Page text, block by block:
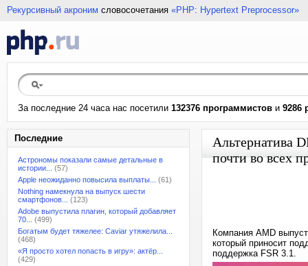
Рекурсивный акроним словосочетания «PHP: Hypertext Preprocessor»
За последние 24 часа нас посетили 132376 программистов и 9286
Последние
Астрономы показали самые детальные в
истории...
(57)
Apple неожиданно повысила выплаты...
(61)
Nothing намекнула на выпуск шести
смартфонов...
(123)
Adobe выпустила плагин, который добавляет
70...
(499)
Богатым будет тяжелее: Caviar утяжелила...
(468)
«Я просто хотел попасть в игру»: актёр...
(429)
Альтернатива
почти во всех
Компания AMD
который приносит
поддержка FSR 3.1.